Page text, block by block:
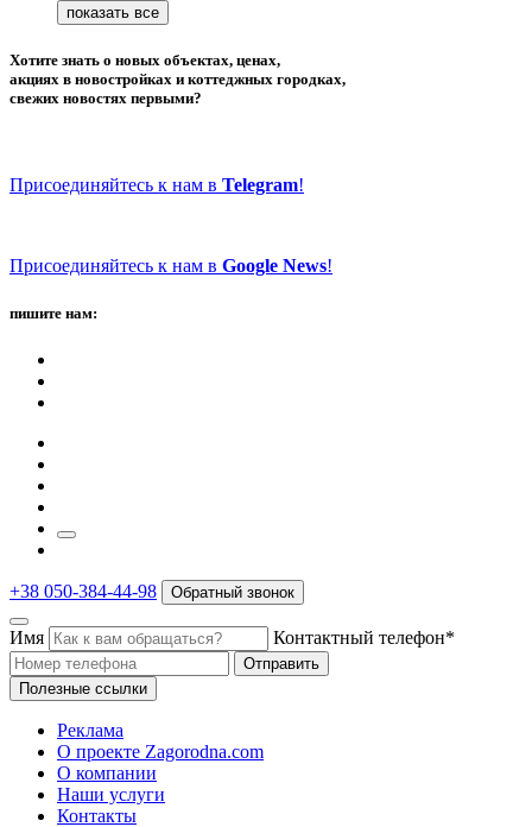
Хотите знать о новых объектах, ценах,
акциях в новостройках и коттеджных городках,
свежих новостях первыми?
Присоединяйтесь к нам в Telegram!
Присоединяйтесь к нам в Google News!
пишите нам:
+38 050-384-44-98 Обратный звонок
Имя Контактный телефон*
Отправить
Полезные ссылки
Реклама
О проекте Zagorodna.com
О компании
Наши услуги
Контакты